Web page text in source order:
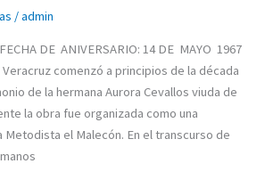
/admin
DE ANIVERSARIO: 14 DE MAYO 1967
comenzó a principios de la década
de la hermana Aurora Cevallos viuda de
la obra fue organizada como una
Metodista el Malecón. En el transcurso de